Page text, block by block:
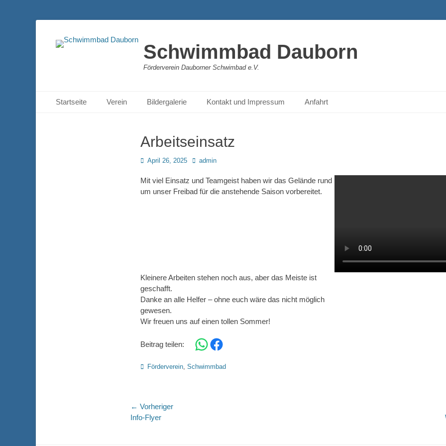
Schwimmbad Dauborn
Förderverein Dauborner Schwimbad e.V.
Primäres Menü
Inhalt
Startseite Verein Bildergalerie Kontakt und Impressum Anfahrt
Arbeitseinsatz
Posted
April 26, 2025 Autoradmin
Mit viel Einsatz und Teamgeist haben wir das Gelände rund
um unser Freibad für die anstehende Saison vorbereitet.
Kleinere Arbeiten stehen noch aus, aber das Meiste ist
geschafft.
Danke an alle Helfer – ohne euch wäre das nicht möglich
gewesen.
Wir freuen uns auf einen tollen Sommer!
Beitrag teilen: Share on WhatsApp
Share on Facebook
Kategorien
Förderverein, Schwimmbad
Beitragsnavigation
← Vorheriger
Vorheriger
Info-Flyer